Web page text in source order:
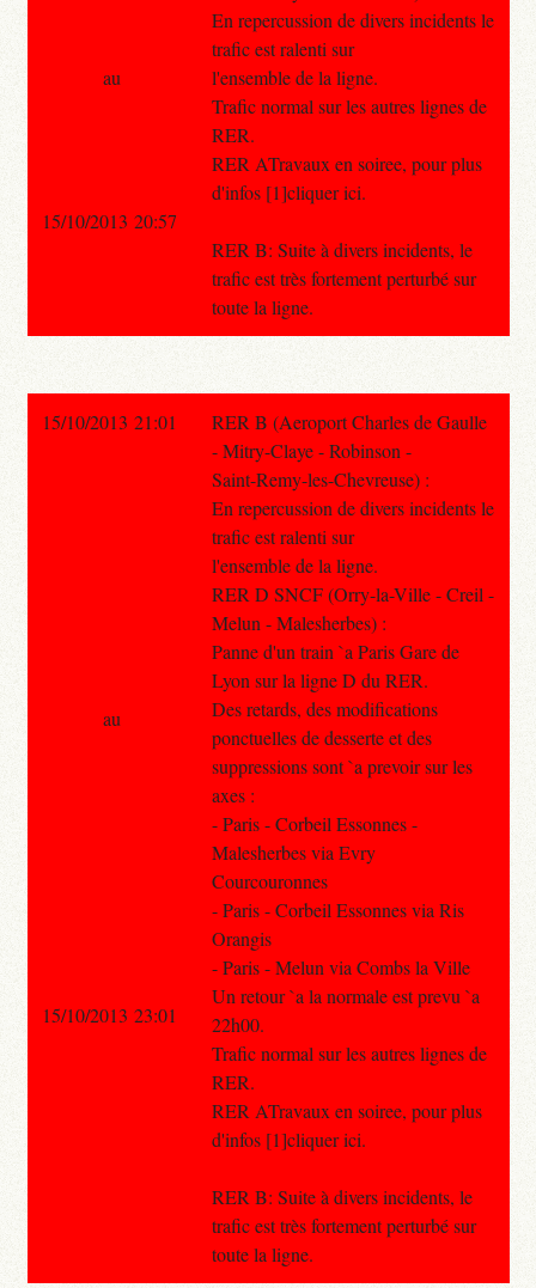
En repercussion de divers incidents le
trafic est ralenti sur
l'ensemble de la ligne.
Trafic normal sur les autres lignes de
RER.
RER ATravaux en soiree, pour plus
d'infos [1]cliquer ici.
RER B: Suite à divers incidents, le
trafic est très fortement perturbé sur
toute la ligne.
au
15/10/2013 20:57
15/10/2013 21:01
RER B (Aeroport Charles de Gaulle
- Mitry-Claye - Robinson -
Saint-Remy-les-Chevreuse) :
En repercussion de divers incidents le
trafic est ralenti sur
l'ensemble de la ligne.
RER D SNCF (Orry-la-Ville - Creil -
Melun - Malesherbes) :
Panne d'un train `a Paris Gare de
Lyon sur la ligne D du RER.
Des retards, des modifications
ponctuelles de desserte et des
suppressions sont `a prevoir sur les
axes :
- Paris - Corbeil Essonnes -
Malesherbes via Evry
Courcouronnes
- Paris - Corbeil Essonnes via Ris
Orangis
- Paris - Melun via Combs la Ville
Un retour `a la normale est prevu `a
22h00.
Trafic normal sur les autres lignes de
RER.
RER ATravaux en soiree, pour plus
d'infos [1]cliquer ici.
RER B: Suite à divers incidents, le
trafic est très fortement perturbé sur
toute la ligne.
au
15/10/2013 23:01